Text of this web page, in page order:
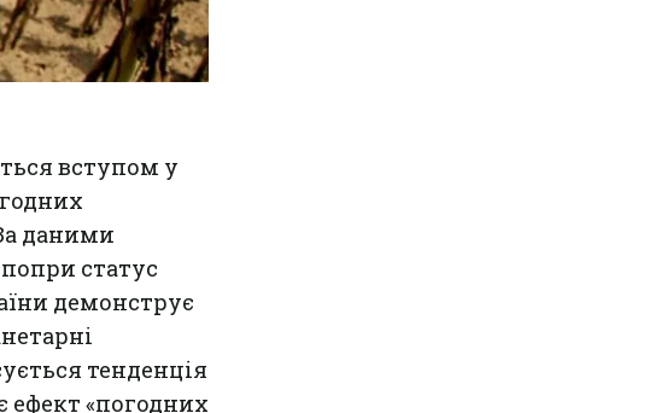
вступом у
даними
статус
демонструє
тенденція
ефект «погодних